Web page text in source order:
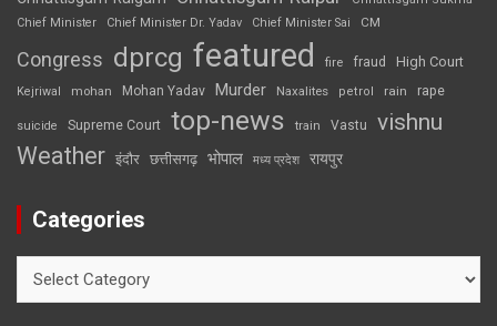
Chief Minister
Chief Minister Dr. Yadav Chief Minister Sai CM
Congress dprcg featured fire fraud High Court
Kejriwal mohan Mohan Yadav Murder Naxalites petrol rain rape
suicide Supreme Court top-news train Vastu vishnu
Weather इंदौर छत्तीसगढ़ भोपाल मध्य प्रदेश रायपुर
Categories